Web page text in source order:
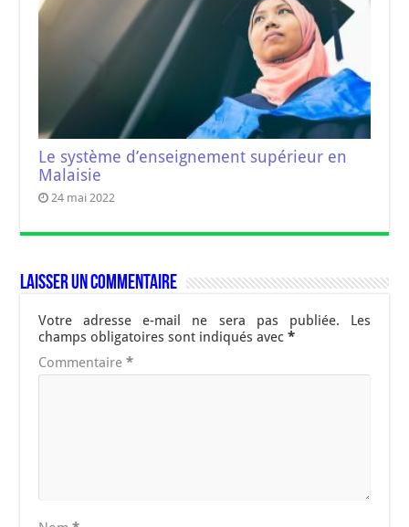
Le système d’enseignement supérieur en
Malaisie
24 mai 2022
Laisser un commentaire
Votre adresse e-mail ne sera pas publiée.
Les
champs obligatoires sont indiqués avec*
Commentaire*